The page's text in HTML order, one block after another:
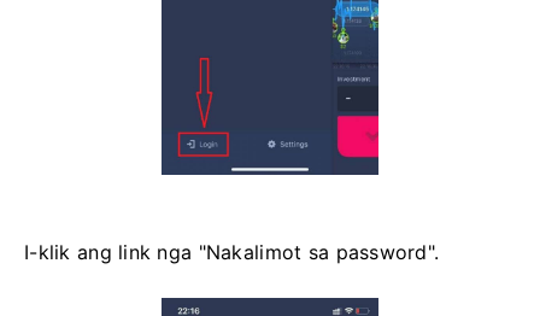
I-klik ang link nga "Nakalimot sa password".